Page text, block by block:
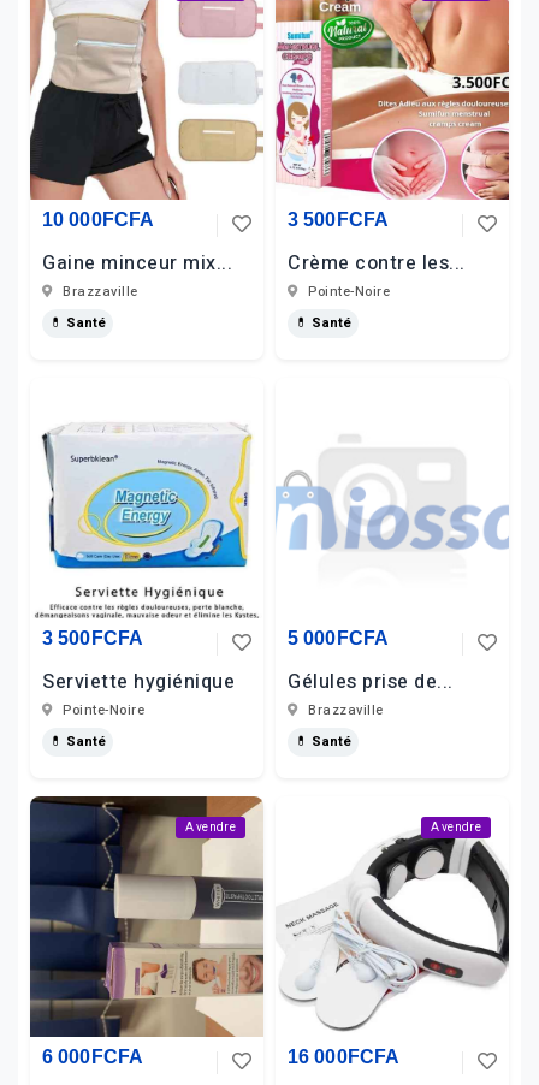
10 000FCFA
Gaine minceur mix...
Brazzaville
💊 Santé
3 500FCFA
Crème contre les...
Pointe-Noire
💊 Santé
3 500FCFA
Serviette hygiénique
Pointe-Noire
💊 Santé
5 000FCFA
Gélules prise de...
Brazzaville
💊 Santé
A vendre
6 000FCFA
A vendre
16 000FCFA